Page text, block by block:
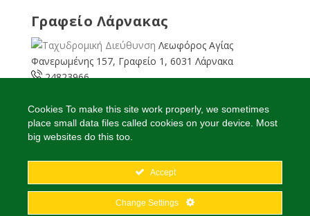
Γραφείο Λάρνακας
Λεωφόρος Αγίας
Φανερωμένης 157, Γραφείο 1, 6031 Λάρνακα
24823966
08:00 – 16:00 Καθημερινά
larnaka@cyprusgreens. org
2026© Ολα τα δικαιώματα διατηρούνται
Cookies To make this site work properly, we sometimes
place small data files called cookies on your device. Most
big websites do this too.
Accept
Change Settings